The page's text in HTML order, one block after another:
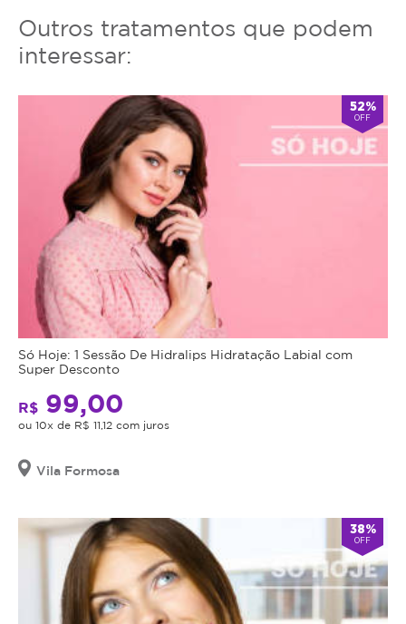
Outros tratamentos que podem
interessar:
52%
OFF
Só Hoje: 1 Sessão De Hidralips Hidratação Labial com
Super Desconto
R$ 99,00
ou 10x de R$ 11,12 com juros
Vila Formosa
38%
OFF